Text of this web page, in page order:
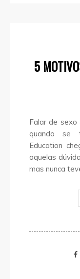
5
Falar de sexo
quando se
Education
aquelas
mas nunca